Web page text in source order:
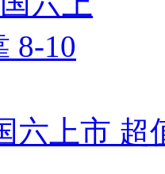
六上市 超